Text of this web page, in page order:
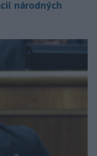
národných